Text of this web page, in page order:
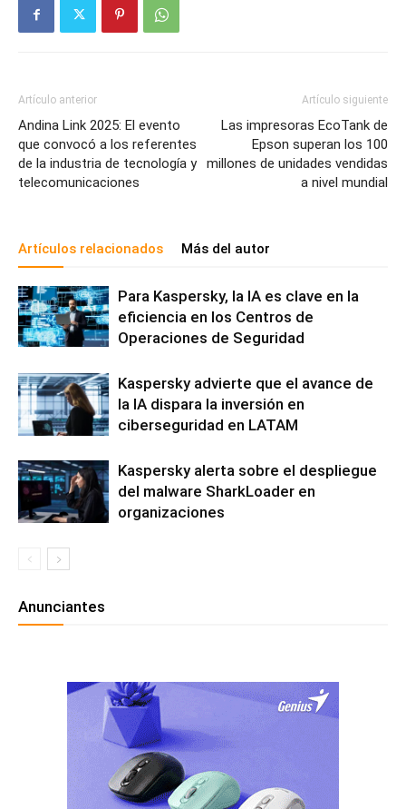
Artículo anterior
Andina Link 2025: El evento
que convocó a los referentes
de la industria de tecnología y
telecomunicaciones
Artículo siguiente
Las impresoras EcoTank de
Epson superan los 100
millones de unidades vendidas
a nivel mundial
Artículos relacionados Más del autor
Para Kaspersky, la IA es clave en la
eficiencia en los Centros de
Operaciones de Seguridad
Kaspersky advierte que el avance de
la IA dispara la inversión en
ciberseguridad en LATAM
Kaspersky alerta sobre el despliegue
del malware SharkLoader en
organizaciones
Anunciantes